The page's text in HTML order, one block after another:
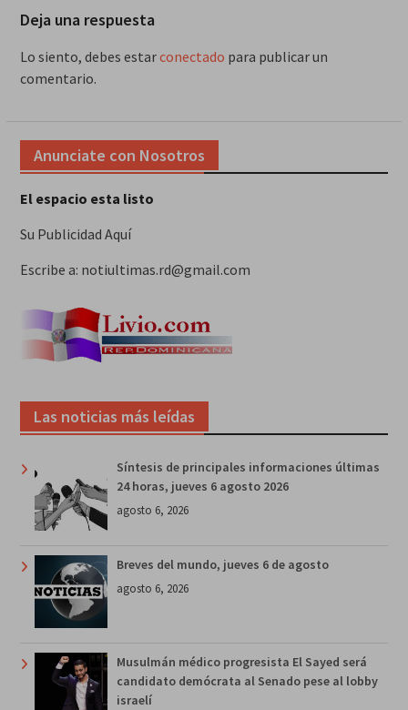
Deja una respuesta
Lo siento, debes estarconectado para publicar un
comentario.
Anunciate con Nosotros
El espacio esta listo
Su Publicidad Aquí
Escribe a: notiultimas.rd@gmail.com
Las noticias más leídas
Síntesis de principales informaciones últimas
24 horas, jueves 6 agosto 2026
agosto 6, 2026
Breves del mundo, jueves 6 de agosto
agosto 6, 2026
Musulmán médico progresista El Sayed será
candidato demócrata al Senado pese al lobby
israelí